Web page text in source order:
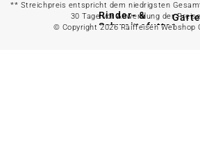
Rinder- &
Schweinefutter
** Streichpreis entspricht dem niedrigsten
30 Tage vor Anwendung der
© Copyright 2026 Raiffeisen Webshop